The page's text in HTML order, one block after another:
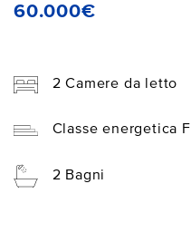
60.000€
2 Camere da letto
Classe energetica F
2 Bagni